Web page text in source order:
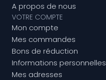
A propos de nous
VOTRE COMPTE
Mon compte
Mes commandes
Bons de réduction
Informations personnelles
Mes adresses